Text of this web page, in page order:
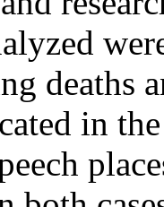
deaths
in